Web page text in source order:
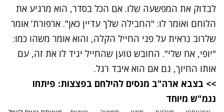
לבדוק את המפשעה שלו. אם הכל בסדר, הוא מרגיע את
הלוחם ואומר לו: "החבילה שלך עדיין כאן". ארפורת' אומר
שלרוב נראית על פני החייל הקלה, והוא אומר משהו כמו:
"יופי, אח שלי". החובש טוען שהחייל יגיד לו את זה, עם
אותו החיוך, גם אם הוא איבד רגל.
>> בצבא ארה"ב מנסים להילחם בפצצות: פיתחו
נגמ"ש מיוחד